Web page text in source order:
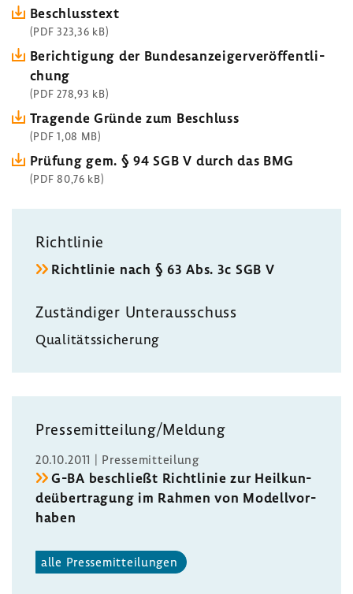
Beschluss­text
(PDF 323,36 kB)
Berich­ti­gung der Bundes­an­zei­ger­ver­öf­fent­li­
chung
(PDF 278,93 kB)
Tragende Gründe zum Beschluss
(PDF 1,08 MB)
Prüfung gem. § 94 SGB V durch das BMG
(PDF 80,76 kB)
Richt­linie
Richt­linie nach § 63 Abs. 3c SGB V
Zustän­diger Unter­aus­schuss
Quali­täts­si­che­rung
Pres­se­mit­tei­lung/Meldung
20.10.2011 | Pres­se­mit­tei­lung
G-BA beschließt Richt­linie zur Heil­kun­
de­über­tra­gung im Rahmen von Modell­vor­
haben
alle Pres­se­mit­tei­lungen